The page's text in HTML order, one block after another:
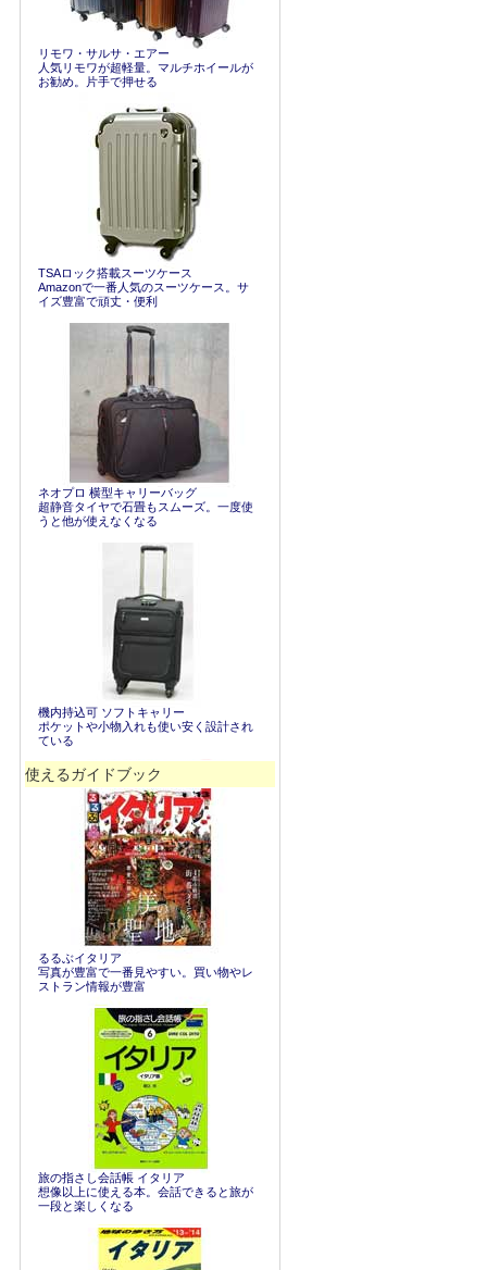
リモワ・サルサ・エアー
人気リモワが超軽量。マルチホイールが
お勧め。片手で押せる
TSAロック搭載スーツケース
Amazonで一番人気のスーツケース。サ
イズ豊富で頑丈・便利
ネオプロ 横型キャリーバッグ
超静音タイヤで石畳もスムーズ。一度使
うと他が使えなくなる
機内持込可 ソフトキャリー
ポケットや小物入れも使い安く設計され
ている
使えるガイドブック
るるぶイタリア
写真が豊富で一番見やすい。買い物やレ
ストラン情報が豊富
旅の指さし会話帳 イタリア
想像以上に使える本。会話できると旅が
一段と楽しくなる